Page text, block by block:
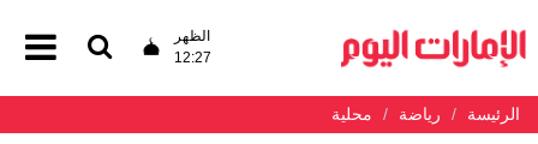
الظهر
12:27
الرئيسة رياضة محلية